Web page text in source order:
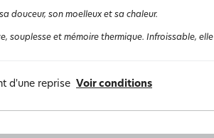
douceur, son moelleux et sa chaleur.
souplesse et mémoire thermique. Infroissable,
d'une reprise Voir conditions